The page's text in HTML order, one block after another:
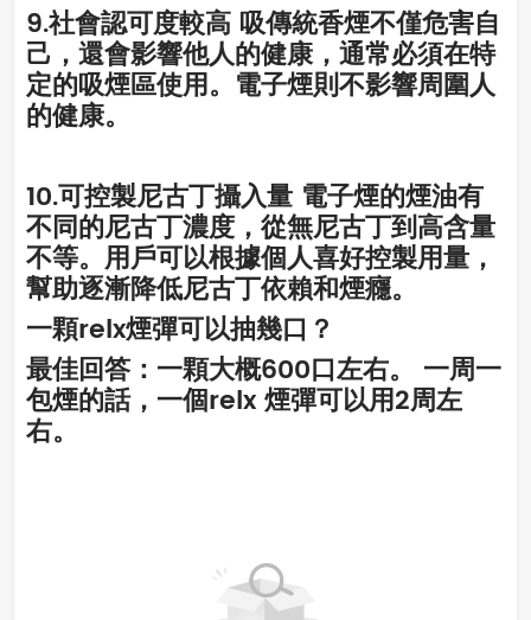
9.社會認可度較高 吸傳統香煙不僅危害自
己，還會影響他人的健康，通常必須在特
定的吸煙區使用。電子煙則不影響周圍人
的健康。
10.可控製尼古丁攝入量 電子煙的煙油有
不同的尼古丁濃度，從無尼古丁到高含量
不等。用戶可以根據個人喜好控製用量，
幫助逐漸降低尼古丁依賴和煙癮。
一顆relx煙彈可以抽幾口？
最佳回答：一顆大概600口左右。 一周一
包煙的話，一個relx 煙彈可以用2周左
右。